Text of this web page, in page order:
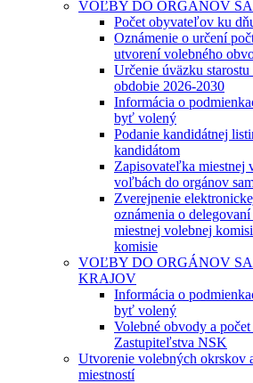
VOĽBY DO ORGÁNOV
Počet obyvateľov ku
Oznámenie o určení
utvorení volebného
Určenie úväzku
obdobie 2026-2030
Informácia o
byť volený
Podanie kandidátnej
kandidátom
Zapisovateľka miestnej
voľbách do orgánov
Zverejnenie
oznámenia o
miestnej volebnej
komisie
VOĽBY DO ORGÁNOV
KRAJOV
Informácia o
byť volený
Volebné obvody a
Zastupiteľstva NSK
Utvorenie volebných okrskov
miestností